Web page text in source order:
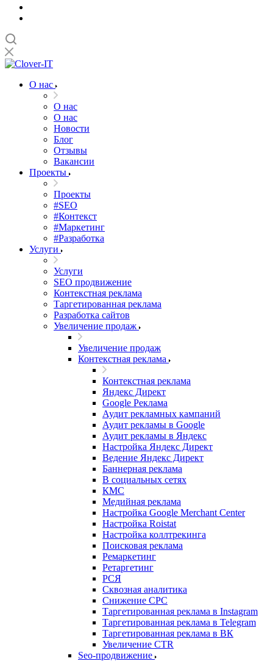
О нас
О нас
О нас
Новости
Блог
Отзывы
Вакансии
Проекты
Проекты
#SEO
#Контекст
#Маркетинг
#Разработка
Услуги
Услуги
SEO продвижение
Контекстная реклама
Таргетированная реклама
Разработка сайтов
Увеличение продаж
Увеличение продаж
Контекстная реклама
Контекстная реклама
Яндекс Директ
Google Реклама
Аудит рекламных кампаний
Аудит рекламы в Google
Аудит рекламы в Яндекс
Настройка Яндекс Директ
Ведение Яндекс Директ
Баннерная реклама
В социальных сетях
КМС
Медийная реклама
Настройка Google Merchant Center
Настройка Roistat
Настройка коллтрекинга
Поисковая реклама
Ремаркетинг
Ретаргетинг
РСЯ
Сквозная аналитика
Снижение CPC
Таргетированная реклама в Instagram
Таргетированная реклама в Telegram
Таргетированная реклама в ВК
Увеличение CTR
Seo-продвижение